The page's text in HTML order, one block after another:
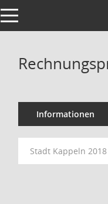
Toggle navigation
Informationen
Stadt Kappeln 2018